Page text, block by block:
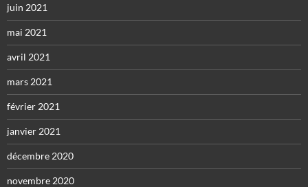
juin 2021
mai 2021
avril 2021
mars 2021
février 2021
janvier 2021
décembre 2020
novembre 2020